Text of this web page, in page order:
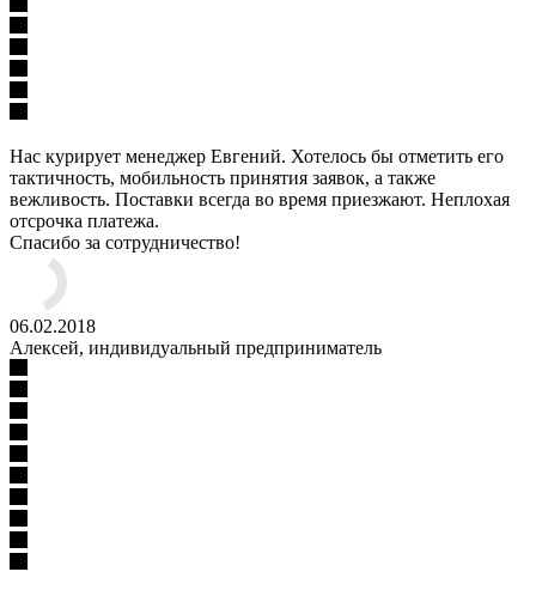
Нас курирует менеджер Евгений. Хотелось бы отметить его
тактичность, мобильность принятия заявок, а также
вежливость. Поставки всегда во время приезжают. Неплохая
отсрочка платежа.
Спасибо за сотрудничество!
06.02.2018
Алексей, индивидуальный предприниматель